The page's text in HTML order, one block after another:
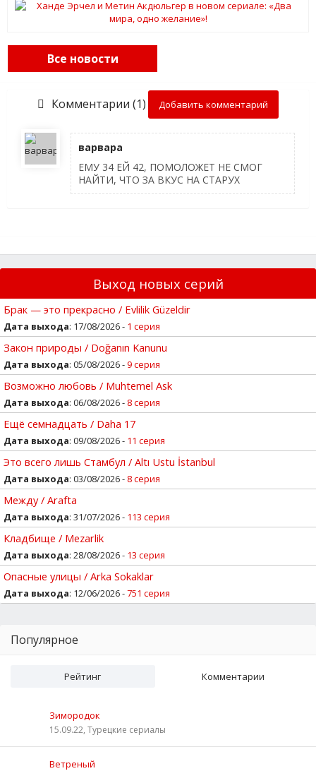
Все новости
Комментарии (1) Добавить комментарий
варвара
ЕМУ 34 ЕЙ 42, ПОМОЛОЖЕТ НЕ СМОГ
НАЙТИ, ЧТО ЗА ВКУС НА СТАРУХ
Выход новых серий
Брак — это прекрасно / Evlilik Güzeldir
Дата выхода: 17/08/2026 - 1 серия
Закон природы / Doğanın Kanunu
Дата выхода: 05/08/2026 -9 серия
Возможно любовь / Muhtemel Ask
Дата выхода: 06/08/2026 - 8 серия
Ещё семнадцать / Daha 17
Дата выхода: 09/08/2026 - 11 серия
Это всего лишь Стамбул / Altı Ustu İstanbul
Дата выхода: 03/08/2026 - 8 серия
Между / Arafta
Дата выхода: 31/07/2026 - 113 серия
Кладбище / Mezarlik
Дата выхода: 28/08/2026 - 13 серия
Опасные улицы / Arka Sokaklar
Дата выхода: 12/06/2026 -751 серия
Популярное
Рейтинг Комментарии
Зимородок
15.09.22, Турецкие сериалы
Ветреный